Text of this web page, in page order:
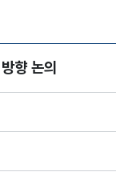
향 논의